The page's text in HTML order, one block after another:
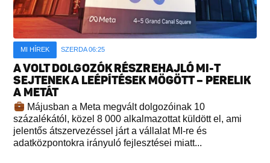
MI HÍREK SZERDA 06:25
A VOLT DOLGOZÓK RÉSZREHAJLÓ MI-T
SEJTENEK A LEÉPÍTÉSEK MÖGÖTT – PERELIK
A METÁT
Májusban a Meta megvált dolgozóinak 10
százalékától, közel 8 000 alkalmazottat küldött el, ami
jelentős átszervezéssel járt a vállalat MI-re és
adatközpontokra irányuló fejlesztései miatt...